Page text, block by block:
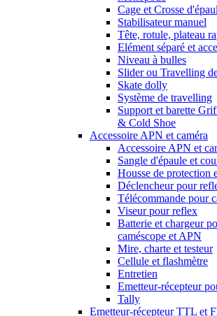
Cage et Crosse
Stabilisateur manuel
Tête, rotule, plateau
Elément séparé et
Niveau à bulles
Slider ou Travelling
Skate dolly
Système de travelling
Support et barette
& Cold Shoe
Accessoire APN et caméra
Accessoire APN et
Sangle d'épaule et
Housse de protection
Déclencheur pour
Télécommande pour
Viseur pour reflex
Batterie et chargeur
caméscope et APN
Mire, charte et testeur
Cellule et flashmètre
Entretien
Emetteur-récepteur
Tally
Emetteur-récepteur TTL et